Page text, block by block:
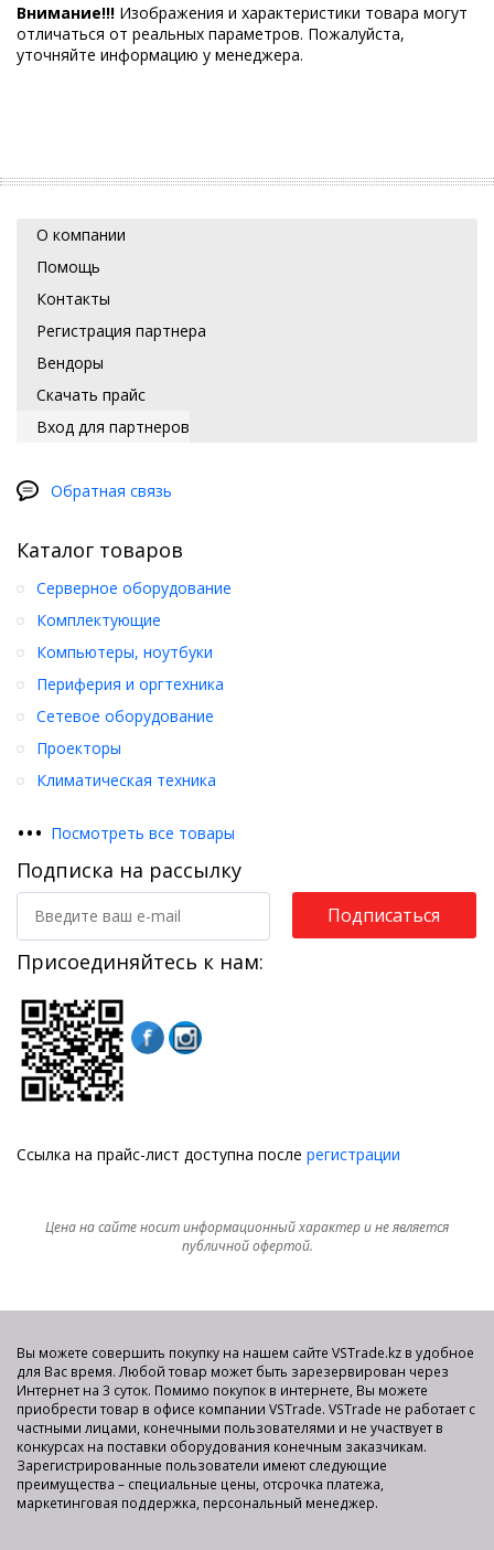
Внимание!!! Изображения и характеристики товара могут
отличаться от реальных параметров. Пожалуйста,
уточняйте информацию у менеджера.
О компании
Помощь
Контакты
Регистрация партнера
Вендоры
Скачать прайс
Вход для партнеров
Обратная связь
Каталог товаров
Серверное оборудование
Комплектующие
Компьютеры, ноутбуки
Периферия и оргтехника
Сетевое оборудование
Проекторы
Климатическая техника
••• Посмотреть все товары
Подписка на рассылку
Подписаться
Присоединяйтесь к нам:
Ссылка на прайс-лист доступна после регистрации
Цена на сайте носит информационный характер и не является
публичной офертой.
Вы можете совершить покупку на нашем сайте VSTrade.kz в удобное
для Вас время. Любой товар может быть зарезервирован через
Интернет на 3 суток. Помимо покупок в интернете, Вы можете
приобрести товар в офисе компании VSTrade. VSTrade не работает с
частными лицами, конечными пользователями и не участвует в
конкурсах на поставки оборудования конечным заказчикам.
Зарегистрированные пользователи имеют следующие
преимущества – специальные цены, отсрочка платежа,
маркетинговая поддержка, персональный менеджер.